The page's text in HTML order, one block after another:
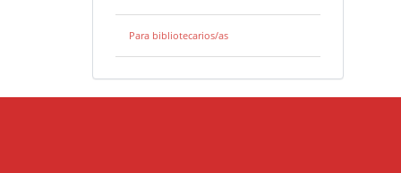
Para bibliotecarios/as